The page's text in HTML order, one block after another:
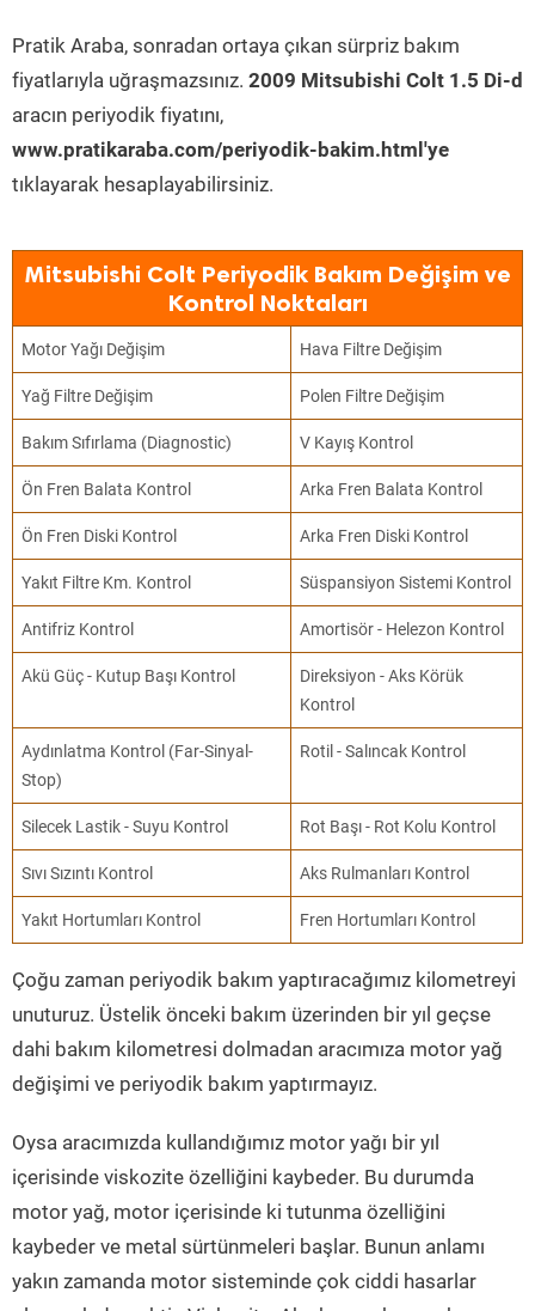
Pratik Araba, sonradan ortaya çıkan sürpriz bakım
fiyatlarıyla uğraşmazsınız. 2009 Mitsubishi Colt 1.5 Di-d
aracın periyodik fiyatını,
www.pratikaraba.com/periyodik-bakim.html'ye
tıklayarak hesaplayabilirsiniz.
Mitsubishi Colt Periyodik Bakım Değişim ve
Kontrol Noktaları
Motor Yağı Değişim Hava Filtre Değişim
Yağ Filtre Değişim Polen Filtre Değişim
Bakım Sıfırlama (Diagnostic) V Kayış Kontrol
Ön Fren Balata Kontrol Arka Fren Balata Kontrol
Ön Fren Diski Kontrol Arka Fren Diski Kontrol
Yakıt Filtre Km. Kontrol Süspansiyon Sistemi Kontrol
Antifriz Kontrol Amortisör - Helezon Kontrol
Akü Güç - Kutup Başı Kontrol
Direksiyon - Aks Körük
Kontrol
Aydınlatma Kontrol (Far-Sinyal-
Stop)
Rotil - Salıncak Kontrol
Silecek Lastik - Suyu Kontrol Rot Başı - Rot Kolu Kontrol
Sıvı Sızıntı Kontrol Aks Rulmanları Kontrol
Yakıt Hortumları Kontrol Fren Hortumları Kontrol
Çoğu zaman periyodik bakım yaptıracağımız kilometreyi
unuturuz. Üstelik önceki bakım üzerinden bir yıl geçse
dahi bakım kilometresi dolmadan aracımıza motor yağ
değişimi ve periyodik bakım yaptırmayız.
Oysa aracımızda kullandığımız motor yağı bir yıl
içerisinde viskozite özelliğini kaybeder. Bu durumda
motor yağ, motor içerisinde ki tutunma özelliğini
kaybeder ve metal sürtünmeleri başlar. Bunun anlamı
yakın zamanda motor sisteminde çok ciddi hasarlar